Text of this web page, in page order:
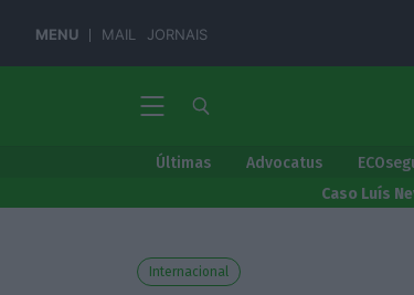
MENU MAIL JORNAIS
Últimas Advocatus
Caso Luís
Internacional